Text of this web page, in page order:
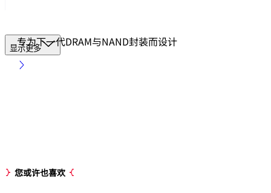
专为下一代DRAM与NAND封装而设计
显示更多
您或许也喜欢